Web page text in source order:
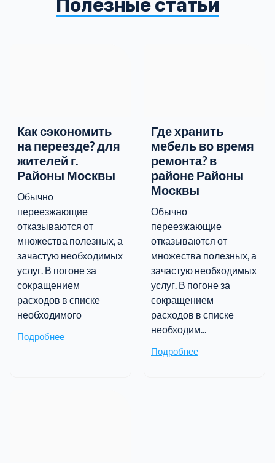
информацию.Полезные статьи
Как сэкономить
на переезде? для
жителей г.
Районы Москвы
Обычно
переезжающие
отказываются от
множества полезных, а
зачастую необходимых
услуг. В погоне за
сокращением
расходов в списке
необходимого
Подробнее
Где хранить
мебель во время
ремонта? в
районе Районы
Москвы
Обычно
переезжающие
отказываются от
множества полезных, а
зачастую необходимых
услуг. В погоне за
сокращением
расходов в списке
необходим...
Подробнее